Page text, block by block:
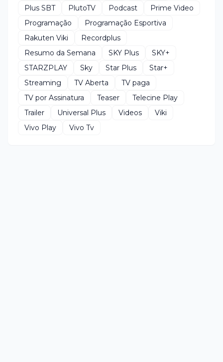
Plus SBT
PlutoTV Podcast
Prime Video
Programação
Programação Esportiva
Rakuten Viki
Recordplus
Resumo da Semana
SKY Plus
SKY+
STARZPLAY
Sky Star Plus
Star+
Streaming
TV Aberta
TV paga
TV por Assinatura
Teaser
Telecine Play
Trailer
Universal Plus Videos
Viki
Vivo Play
Vivo Tv